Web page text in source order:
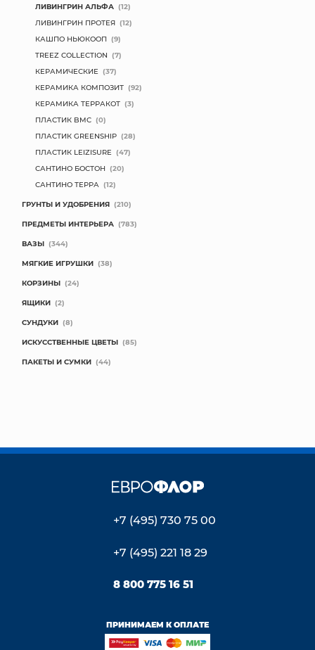
ЛИВИНГРИН АЛЬФА (12)
ЛИВИНГРИН ПРОТЕЯ (12)
КАШПО НЬЮКООП (9)
TREEZ COLLECTION (7)
КЕРАМИЧЕСКИЕ (37)
КЕРАМИКА КОМПОЗИТ (92)
КЕРАМИКА ТЕРРАКОТ (3)
ПЛАСТИК BMC (0)
ПЛАСТИК GREENSHIP (28)
ПЛАСТИК LEIZISURE (47)
САНТИНО БОСТОН (20)
САНТИНО ТЕРРА (12)
ГРУНТЫ И УДОБРЕНИЯ (210)
ПРЕДМЕТЫ ИНТЕРЬЕРА (783)
ВАЗЫ (344)
МЯГКИЕ ИГРУШКИ (38)
КОРЗИНЫ (24)
ЯЩИКИ (2)
СУНДУКИ (8)
ИСКУССТВЕННЫЕ ЦВЕТЫ (85)
ПАКЕТЫ И СУМКИ (44)
+7 (495) 730 75 00
+7 (495) 221 18 29
8 800 775 16 51
ПРИНИМАЕМ К ОПЛАТЕ